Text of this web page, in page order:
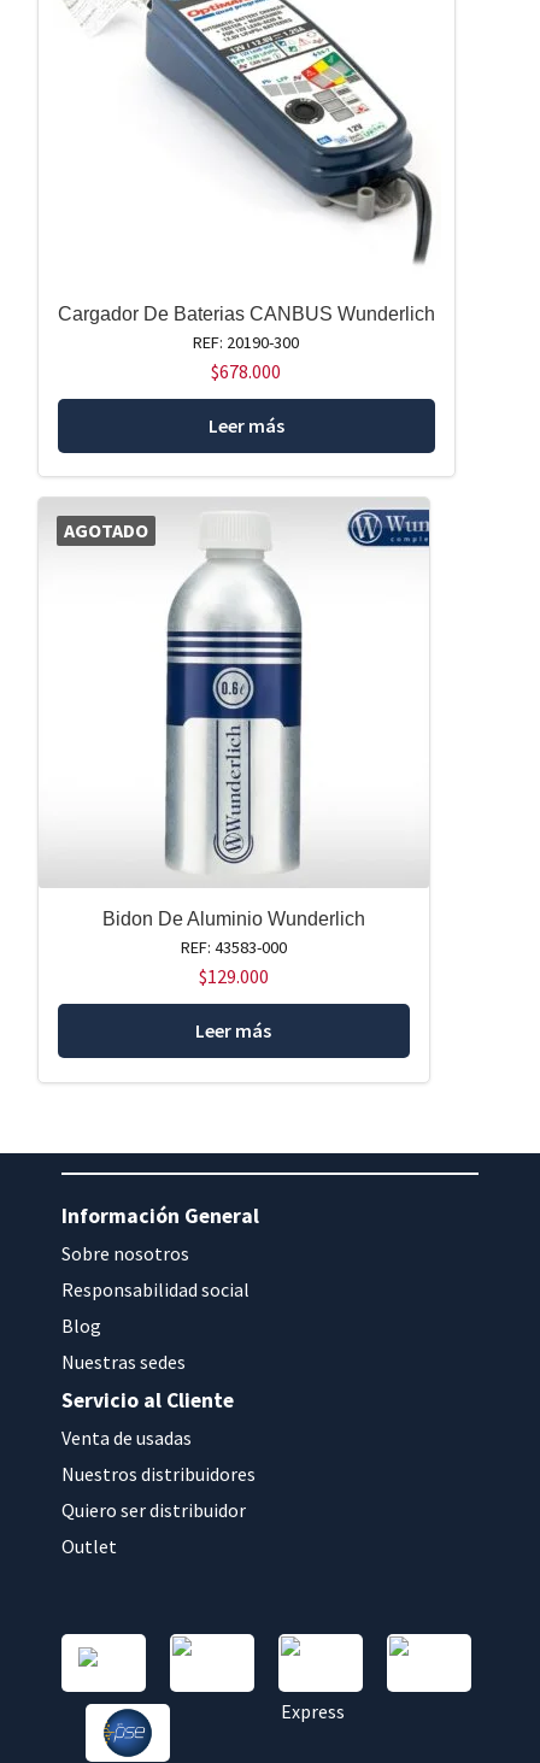
Cargador De Baterias CANBUS Wunderlich
REF: 20190-300
$678.000
Leer más
AGOTADO
Bidon De Aluminio Wunderlich
REF: 43583-000
$129.000
Leer más
Información General
Sobre nosotros
Responsabilidad social
Blog
Nuestras sedes
Servicio al Cliente
Venta de usadas
Nuestros distribuidores
Quiero ser distribuidor
Outlet